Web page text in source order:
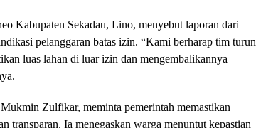
Kabupaten Sekadau, Lino, menyebut laporan dari
pelanggaran batas izin. “Kami berharap tim turun
luas lahan di luar izin dan mengembalikannya
Zulfikar, meminta pemerintah memastikan
transparan. Ia menegaskan warga menuntut kepastian